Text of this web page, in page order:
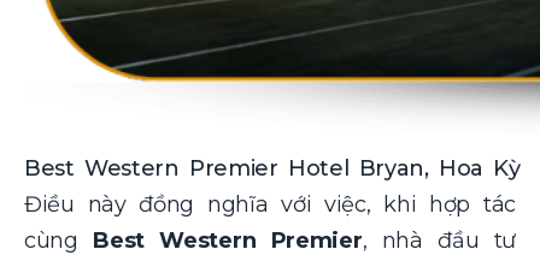
Best Western Premier Hotel Bryan, Hoa Kỳ
Điều này đồng nghĩa với việc, khi hợp tác
cùng Best Western Premier, nhà đầu tư